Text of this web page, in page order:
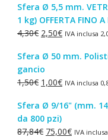
originale
era:
44,52€.
attuale
è:
38,00€.
Sfera Ø 5,5 mm.
1 kg) OFFERTA FINO
4,30€ Il
originale
era:
4,30€.
2,50€Il
attuale
2,50€.
IVA inclusa
Sfera Ø 50 mm.
gancio
1,50€ Il
originale
era:
1,50€.
1,00€Il
attuale
è:
1,00€.
IVA inclusa
Sfera Ø 9/16" (mm.
da 800 pzi)
87,84€ Il
75,00€IlIVA inclusa